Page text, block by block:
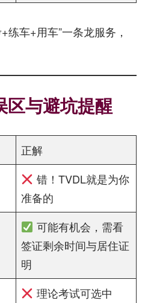
练车+用车”一条龙服务，
区与避坑提醒
正解
错！TVDL就是为你
准备的
可能有机会，需看
签证剩余时间与居住证
明
理论考试可选中